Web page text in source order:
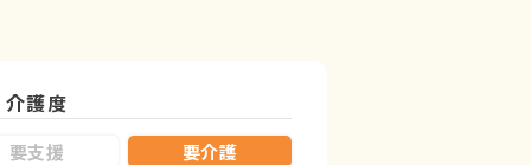
介護度
要支援 要介護